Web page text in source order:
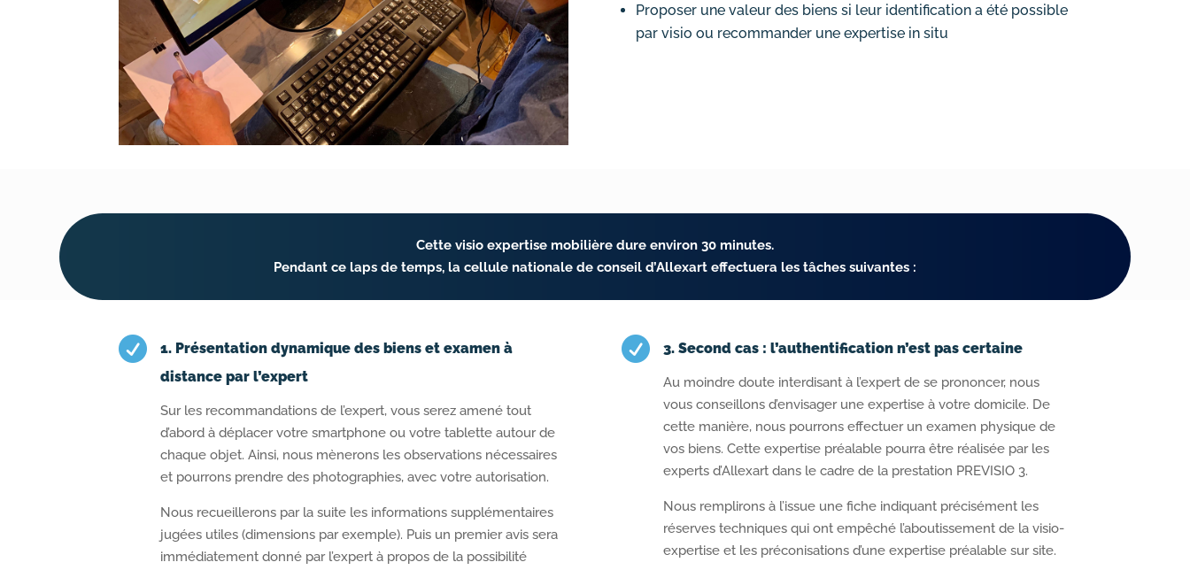
Proposer une valeur des biens si leur identification a été possible
par visio ou recommander une expertise in situ
Cette visio expertise mobilière dure environ 30 minutes.
Pendant ce laps de temps, la cellule nationale de conseil d’Allexart effectuera les tâches suivantes :

1. Présentation dynamique des biens et examen à
distance par l’expert
Sur les recommandations de l’expert, vous serez amené tout
d’abord à déplacer votre smartphone ou votre tablette autour de
chaque objet. Ainsi, nous mènerons les observations nécessaires
et pourrons prendre des photographies, avec votre autorisation.
Nous recueillerons par la suite les informations supplémentaires
jugées utiles (dimensions par exemple). Puis un premier avis sera
immédiatement donné par l’expert à propos de la possibilité
 3. Second cas : l’authentification n’est pas certaine
Au moindre doute interdisant à l’expert de se prononcer, nous
vous conseillons d’envisager une expertise à votre domicile. De
cette manière, nous pourrons effectuer un examen physique de
vos biens. Cette expertise préalable pourra être réalisée par les
experts d’Allexart dans le cadre de la prestation PREVISIO 3.
Nous remplirons à l’issue une fiche indiquant précisément les
réserves techniques qui ont empêché l’aboutissement de la visio-
expertise et les préconisations d’une expertise préalable sur site.